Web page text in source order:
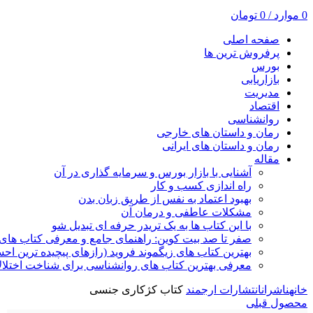
0 موارد /
0 تومان
صفحه اصلی
پرفروش ترین ها
بورس
بازاریابی
مدیریت
اقتصاد
روانشناسی
رمان و داستان های خارجی
رمان و داستان های ایرانی
مقاله
آشنایی با بازار بورس و سرمایه گذاری در آن
راه اندازی کسب و کار
بهبود اعتماد به نفس از طریق زبان بدن
مشکلات عاطفی و درمان آن
با این کتاب ها به یک تریدر حرفه ای تبدیل شو
صفر تا صد بیت کوین: راهنمای جامع و معرفی کتاب های
بهترین کتاب های زیگموند فروید (رازهای پیچیده ترین
معرفی بهترین کتاب های روانشناسی برای شناخت
خانهناشرانانتشارات ارجمند کتاب کژکاری جنسی
محصول قبلی